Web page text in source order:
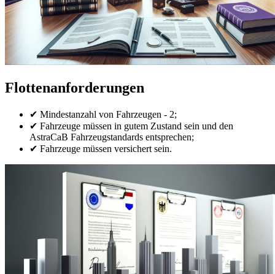
Flottenanforderungen
✔ Mindestanzahl von Fahrzeugen - 2;
✔ Fahrzeuge müssen in gutem Zustand sein und den
AstraCaB Fahrzeugstandards entsprechen;
✔ Fahrzeuge müssen versichert sein.